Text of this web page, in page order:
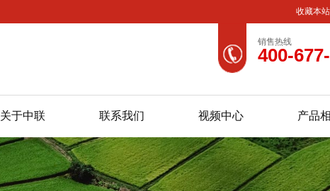
收藏本
销售热线
400-
关于中联 联系我们 视频中心 产品